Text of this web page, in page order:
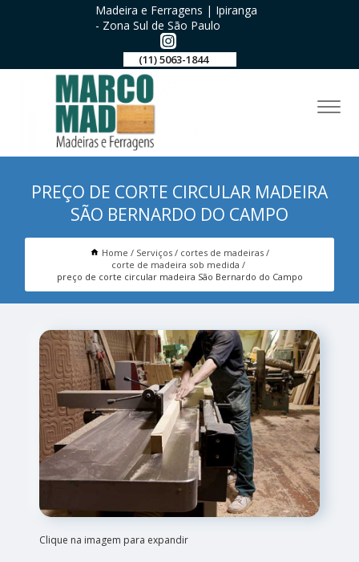
Madeira e Ferragens | Ipiranga
- Zona Sul de São Paulo
(11) 5063-1844
PREÇO DE CORTE CIRCULAR MADEIRA
SÃO BERNARDO DO CAMPO
Home Serviços
cortes de madeiras
corte de madeira sob medida
preço de corte circular madeira São Bernardo do Campo
Clique na imagem para expandir